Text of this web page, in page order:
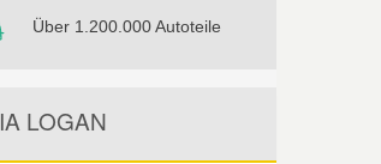
Über 1.200.000 Autoteile
LOGAN